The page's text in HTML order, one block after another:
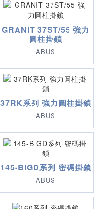
GRANIT 37ST/55 強力
圓柱掛鎖
ABUS
37RK系列 強力圓柱掛鎖
ABUS
145-BIGD系列 密碼掛鎖
ABUS